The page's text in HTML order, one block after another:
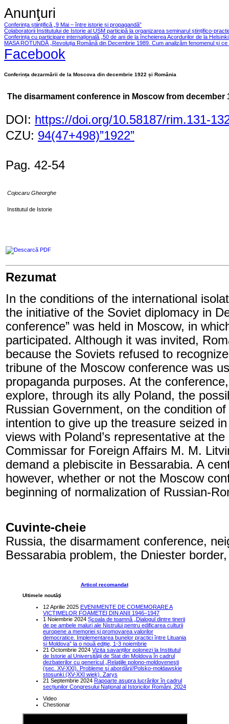
Anunţuri
Conferința științifică „9 Mai – între istorie și propagandă”
Colaboratorii Institutului de Istorie al USM participă la organizarea seminarul ștințifico-
Conferința cu participare internațională „50 de ani de la încheierea Acordurilor de la
MASA ROTUNDĂ „Revoluția Română din Decembrie 1989. Cum analizăm fenomenul și ce
Facebook
Conferința dezarmării de la Moscova din decembrie 1922 și România
The disarmament conference in Moscow from december
DOI: https://doi.org/10.58187/rim.131-
CZU: 94(47+498)”1922”
Pag. 42-54
Cojocaru Gheorghe
Institutul de Istorie
Descarcă PDF
Rezumat
In the conditions of the international
the initiative of the Soviet diplomacy in
conference” was held in Moscow, in
participated. Although it was invited,
because the Soviets refused to
tribune of the Moscow conference was
propaganda purposes. At the
explore, through its ally Poland, the
Russian Government, on the condition
intention to give up the treasure seized
views with Poland’s representative at
Commissar for Foreign Affairs M. M.
demand a plebiscite in Bessarabia. A
however, whether or not the Moscow
beginning of normalization of Russian-
Cuvinte-cheie
Russia, the disarmament conference,
Bessarabia problem, the Dniester
Articol recomandat
Ultimele noutăţi
12 Aprilie 2025 EVENIMENTE DE COMEMORARE A
VICTIMELOR FOAMETEI DIN ANII 1946–1947
1 Noiembrie 2024 Școala de toamnă „Dialogul dintre tinerii
de pe ambele maluri ale Nistrului pentru edificarea culturii
europene a memoriei și promovarea valorilor
democratice. Implementarea bunelor practici între Lituania
și Moldova” la o nouă ediție, 1-3 noiembrie
21 Octombrie 2024 Vizita savanților polonezi la Institutul
de Istorie al Universității de Stat din Moldova în cadrul
dezbaterilor cu genericul „Relaţiile polono-moldoveneşti
(sec. XV-XXI). Probleme şi abordări//Polsko-mołdawskie
stosunki (XV-XXI wiek). Zarys
21 Septembrie 2024 Rapoarte asupra lucrărilor în cadrul
secțiunilor Congresului Național al Istoricilor Români, 2024
Video
Chestionar